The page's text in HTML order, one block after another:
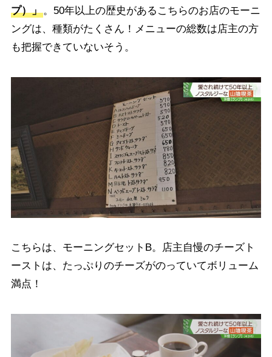
プ）」。50年以上の歴史があるこちらのお店のモーニ
ングは、種類がたくさん！メニューの総数は店主の方
も把握できていないそう。
こちらは、モーニングセットB。店主自慢のチーズト
ーストは、たっぷりのチーズがのっていてボリューム
満点！